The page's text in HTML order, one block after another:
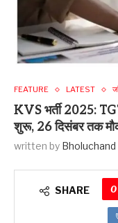
FEATURE LATEST
KVS भर्ती 2025:
शुरू, 26 दिसंबर तक
written by
SHARE 0